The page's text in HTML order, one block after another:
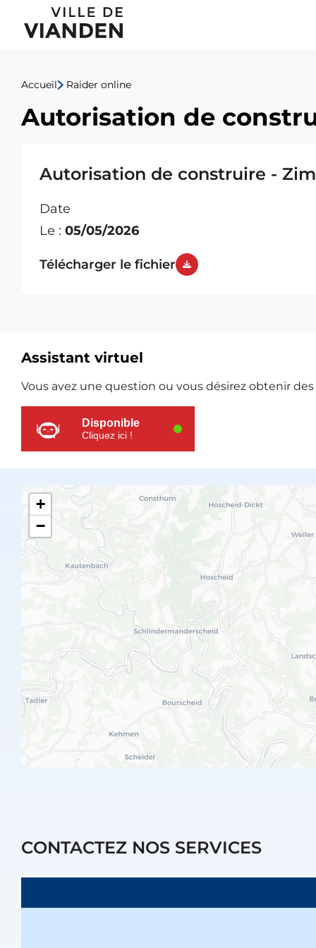
Autorisation
de
construire
Patrimoine
SCI
Menu
navigation
principal
Accueil Raider online
Autorisation de
Autorisation de construire -
Date
Le : 05/05/2026
Télécharger le fichier
Ressources
supplémentaires
Assistant virtuel
Vous avez une question ou vous désirez obtenir
Disponible
Cliquez ici !
+
−
CONTACTEZ NOS SERVICES